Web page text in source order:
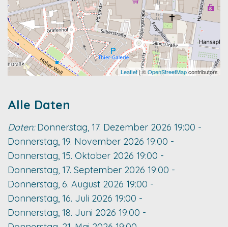
Leaflet| ©OpenStreetMapcontributors
Alle Daten
Daten:Donnerstag, 17. Dezember 2026 19:00 -
Donnerstag, 19. November 2026 19:00 -
Donnerstag, 15. Oktober 2026 19:00 -
Donnerstag, 17. September 2026 19:00 -
Donnerstag, 6. August 2026 19:00 -
Donnerstag, 16. Juli 2026 19:00 -
Donnerstag, 18. Juni 2026 19:00 -